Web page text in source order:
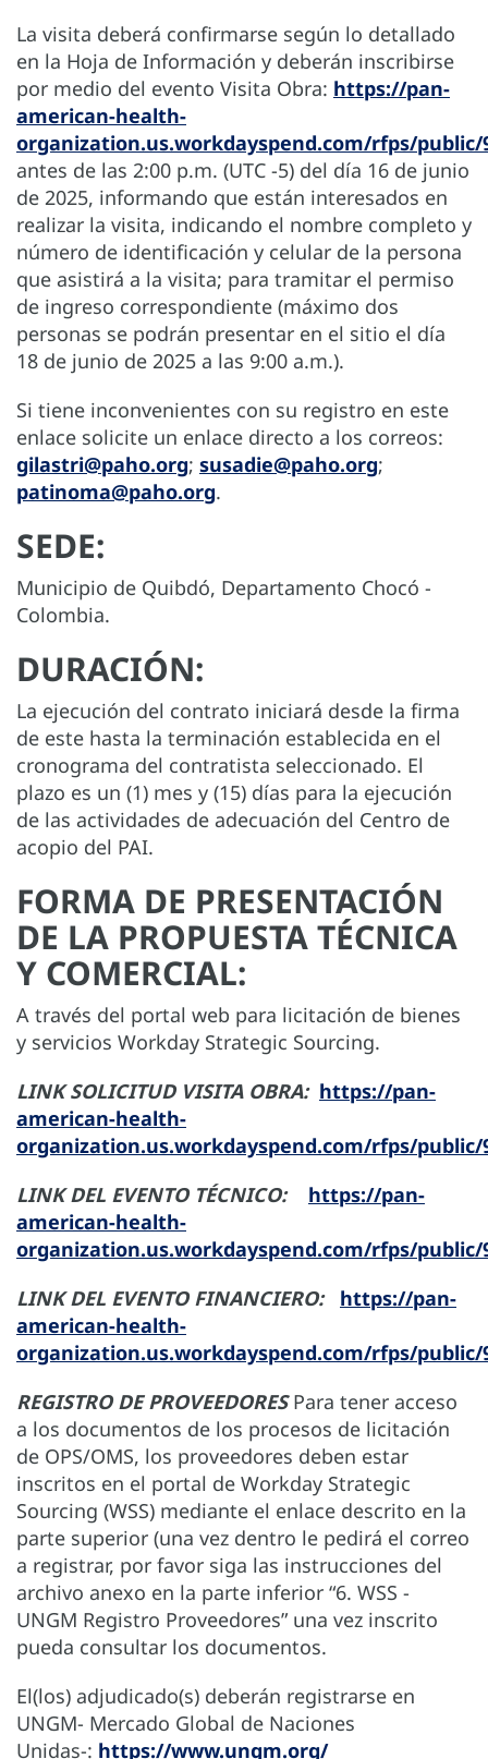
La visita deberá confirmarse según lo detallado
en la Hoja de Información y deberán inscribirse
por medio del evento Visita Obra: https://pan-
american-health-
organization.us.workdayspend.com/rfps/public/
antes de las 2:00 p.m. (UTC -5) del día 16 de junio
de 2025, informando que están interesados en
realizar la visita, indicando el nombre completo y
número de identificación y celular de la persona
que asistirá a la visita; para tramitar el permiso
de ingreso correspondiente (máximo dos
personas se podrán presentar en el sitio el día
18 de junio de 2025 a las 9:00 a.m.).
Si tiene inconvenientes con su registro en este
enlace solicite un enlace directo a los correos:
gilastri@paho.org; susadie@paho.org;
patinoma@paho.org.
SEDE:
Municipio de Quibdó, Departamento Chocó -
Colombia.
DURACIÓN:
La ejecución del contrato iniciará desde la firma
de este hasta la terminación establecida en el
cronograma del contratista seleccionado. El
plazo es un (1) mes y (15) días para la ejecución
de las actividades de adecuación del Centro de
acopio del PAI.
FORMA DE PRESENTACIÓN
DE LA PROPUESTA TÉCNICA
Y COMERCIAL:
A través del portal web para licitación de bienes
y servicios Workday Strategic Sourcing.
LINK SOLICITUD VISITA OBRA: https://pan-
american-health-
organization.us.workdayspend.com/rfps/public/
LINK DEL EVENTO TÉCNICO:
https://pan-
american-health-
organization.us.workdayspend.com/rfps/public/
LINK DEL EVENTO FINANCIERO:
https://pan-
american-health-
organization.us.workdayspend.com/rfps/public/
REGISTRO DE PROVEEDORESPara tener acceso
a los documentos de los procesos de licitación
de OPS/OMS, los proveedores deben estar
inscritos en el portal de Workday Strategic
Sourcing (WSS) mediante el enlace descrito en la
parte superior (una vez dentro le pedirá el correo
a registrar, por favor siga las instrucciones del
archivo anexo en la parte inferior “6. WSS -
UNGM Registro Proveedores” una vez inscrito
pueda consultar los documentos.
El(los) adjudicado(s) deberán registrarse en
UNGM- Mercado Global de Naciones
Unidas-: https://www.ungm.org/